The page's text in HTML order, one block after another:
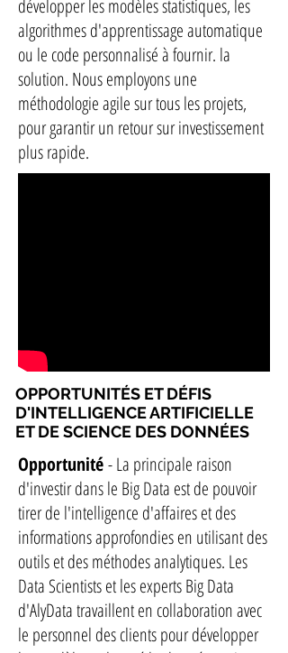
développer les modèles statistiques, les
algorithmes d'apprentissage automatique
ou le code personnalisé à fournir. la
solution. Nous employons une
méthodologie agile sur tous les projets,
pour garantir un retour sur investissement
plus rapide.
OPPORTUNITÉS ET DÉFIS
D'INTELLIGENCE ARTIFICIELLE
ET DE SCIENCE DES DONNÉES
Opportunité- La principale raison
d'investir dans le Big Data est de pouvoir
tirer de l'intelligence d'affaires et des
informations approfondies en utilisant des
outils et des méthodes analytiques. Les
Data Scientists et les experts Big Data
d'AlyData travaillent en collaboration avec
le personnel des clients pour développer